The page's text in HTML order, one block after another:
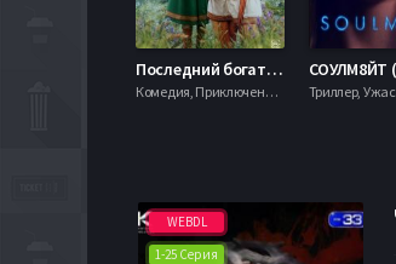
Последний богатырь. Колобок (2026)
Комедия, Приключения, Фэнтези,
СОУЛМ8ЙТ
WEBDL
1-25 Серия